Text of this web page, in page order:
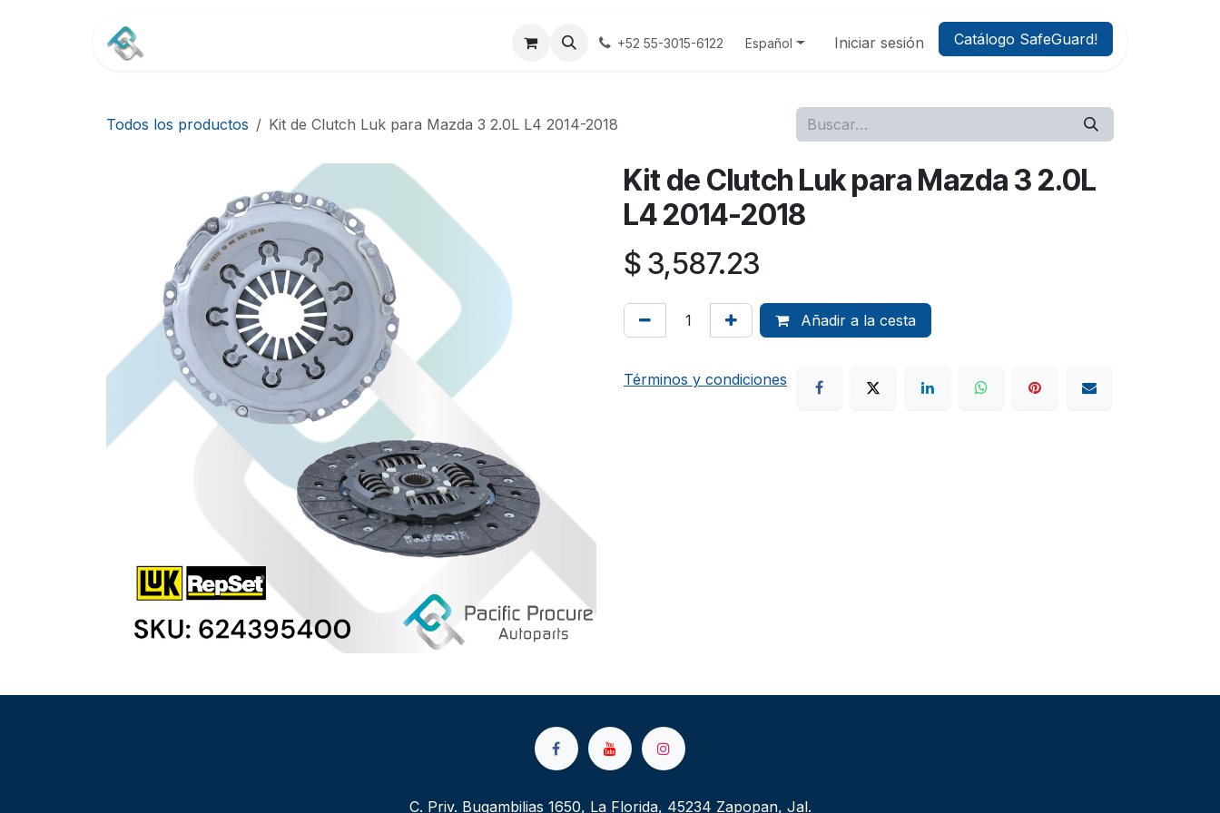
Terminos y Condiciones Aviso Privacidad
+52 55-3015-6122 Español Iniciar sesión Catálogo SafeGuard!
Todos los productos Kit de Clutch Luk para Mazda 3 2.0L L4 2014-2018
Kit de Clutch Luk para Mazda 3 2.0L
L4 2014-2018
$ 3,587.23
Añadir a la cesta
Términos y condiciones
C. Priv. Bugambilias 1650, La Florida, 45234 Zapopan, Jal.